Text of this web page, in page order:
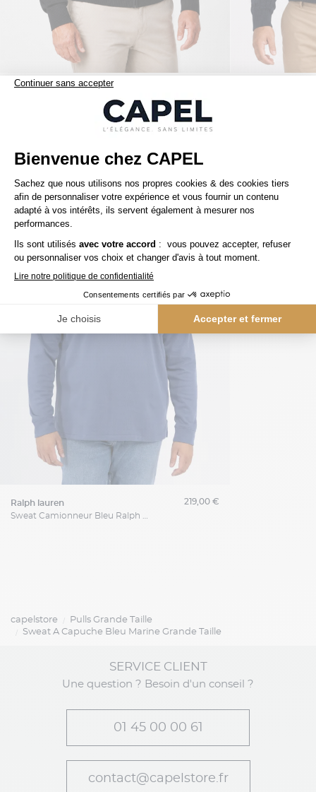
ralph lauren
Sweat Camionneur Bleu Ralph Lauren Grande Taille
219,00 €
capelstore
Pulls Grande Taille
Sweat A Capuche Bleu Marine Grande Taille
SERVICE CLIENT
Une question ? Besoin d'un conseil ?
01 45 00 00 61
contact@capelstore.fr